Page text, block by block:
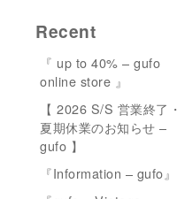
Recent
『 up to 40% – gufo
online store 』
【 2026 S/S 営業終了・
夏期休業のお知らせ –
gufo 】
『Information – gufo』